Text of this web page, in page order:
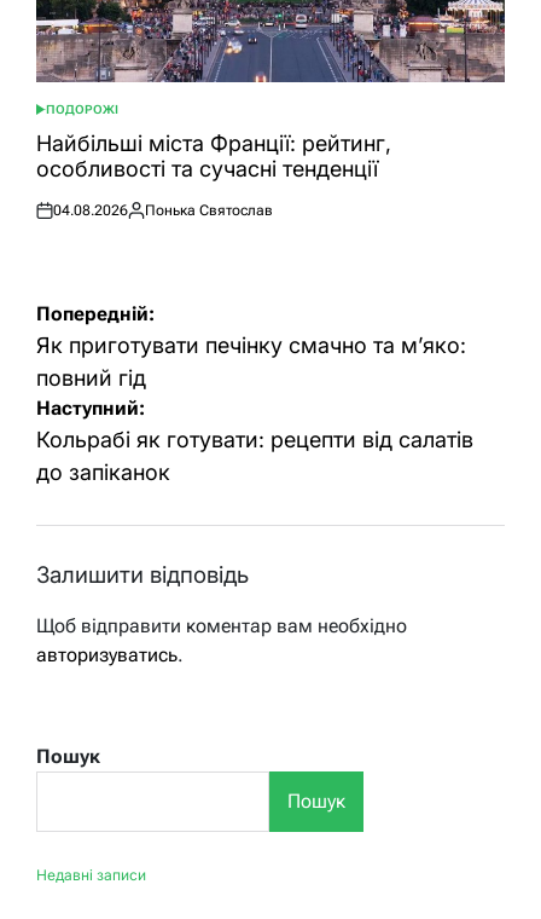
ОПУБЛІКУВАТИ
У
ПОДОРОЖІ
Найбільші міста Франції: рейтинг,
особливості та сучасні тенденції
Оприлюднено
04.08.2026
Опубліковано
Понька Святослав
Навігація
записів
Попередній:
Як приготувати печінку смачно та м’яко:
повний гід
Наступний:
Кольрабі як готувати: рецепти від салатів
до запіканок
Залишити відповідь
Щоб відправити коментар вам необхідно
авторизуватись.
Пошук
Пошук
Недавні записи